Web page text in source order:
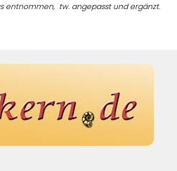
entnommen, tw. angepasst und ergänzt.